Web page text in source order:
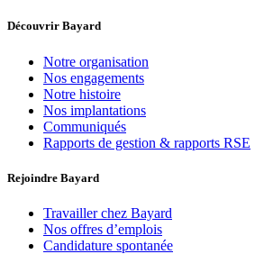
Découvrir Bayard
Notre organisation
Nos engagements
Notre histoire
Nos implantations
Communiqués
Rapports de gestion & rapports RSE
Rejoindre Bayard
Travailler chez Bayard
Nos offres d’emplois
Candidature spontanée